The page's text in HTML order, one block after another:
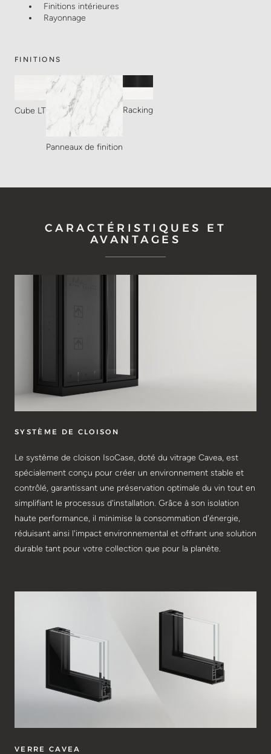
Finitions intérieures
Rayonnage
FINITIONS
Cube LT
Panneaux de finition
Racking
CARACTÉRISTIQUES ET
AVANTAGES
SYSTÈME DE CLOISON
Le système de cloison IsoCase, doté du vitrage Cavea, est
spécialement conçu pour créer un environnement stable et
contrôlé, garantissant une préservation optimale du vin tout en
simplifiant le processus d'installation. Grâce à son isolation
haute performance, il minimise la consommation d'énergie,
réduisant ainsi l'impact environnemental et offrant une solution
durable tant pour votre collection que pour la planète.
VERRE CAVEA